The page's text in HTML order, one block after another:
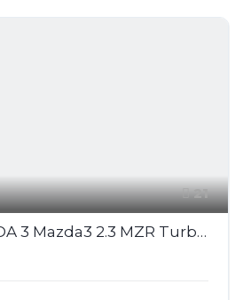
21
MAZDA MAZDA 3 Mazda3 2.3 MZR Turbo 2003 BERLINE MPS PHASE 2